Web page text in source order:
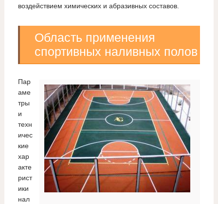
воздействием химических и абразивных составов.
Область применения
спортивных наливных полов
Пар
аме
тры
и
техн
ичес
кие
хар
акте
рист
ики
нал